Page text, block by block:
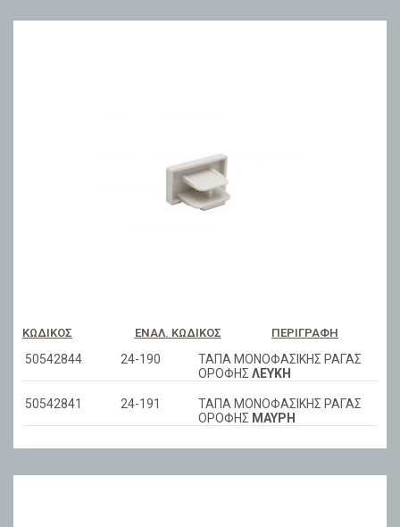
ΚΩΔΙΚΌΣ ΕΝΑΛ. ΚΩΔΙΚΌΣ ΠΕΡΙΓΡΑΦΉ
50542844 24-190
ΤΑΠΑ ΜΟΝΟΦΑΣΙΚΗΣ ΡΑΓΑΣ
ΟΡΟΦΗΣ ΛΕΥΚΗ
50542841 24-191
ΤΑΠΑ ΜΟΝΟΦΑΣΙΚΗΣ ΡΑΓΑΣ
ΟΡΟΦΗΣ ΜΑΥΡΗ